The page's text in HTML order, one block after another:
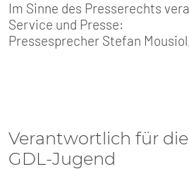
Im Sinne des Presserechts
Service und Presse:
Pressesprecher Stefan Mousiol,
Verantwortlich für
GDL-Jugend